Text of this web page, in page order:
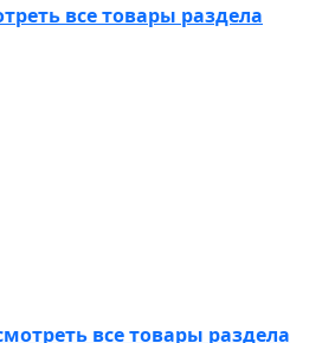
все товары раздела
все товары раздела